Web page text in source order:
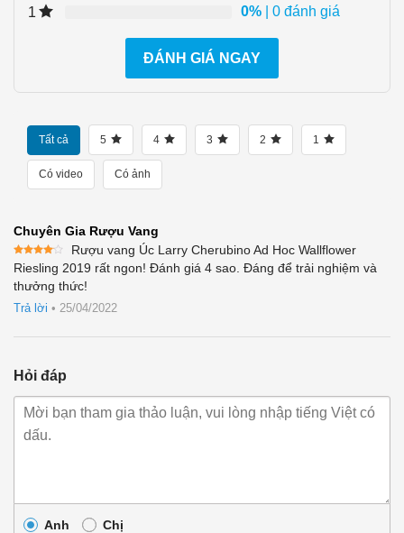
1
0% | 0 đánh giá
ĐÁNH GIÁ NGAY
Tất cả 5 4 3 2 1
Có video Có ảnh
Chuyên Gia Rượu Vang
Được
xếp
hạng4
5 sao
Rượu vang Úc Larry Cherubino Ad Hoc Wallflower
Riesling 2019 rất ngon! Đánh giá 4 sao. Đáng để trải nghiệm và
thưởng thức!
Trả lời • 25/04/2022
Hỏi đáp
Anh Chị